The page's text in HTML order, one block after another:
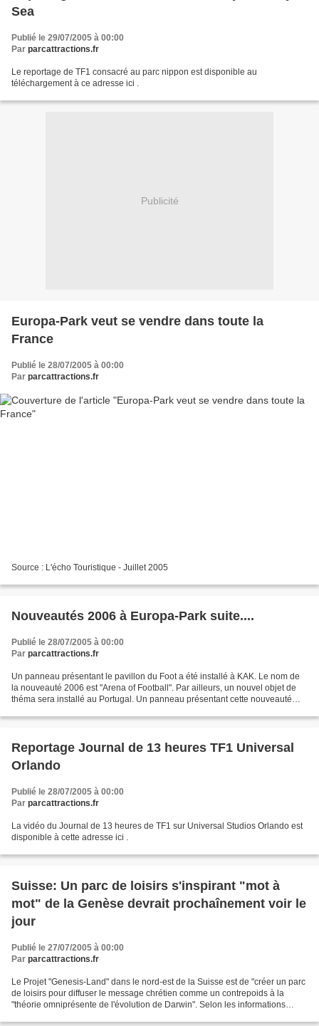
Sea
Publié le 29/07/2005 à 00:00
Par parcattractions.fr
Le reportage de TF1 consacré au parc nippon est disponible au
téléchargement à ce adresse ici .
Publicité
Europa-Park veut se vendre dans toute la
France
Publié le 28/07/2005 à 00:00
Par parcattractions.fr
Source : L'écho Touristique - Juillet 2005
Nouveautés 2006 à Europa-Park suite....
Publié le 28/07/2005 à 00:00
Par parcattractions.fr
Un panneau présentant le pavillon du Foot a été installé à KAK. Le nom de
la nouveauté 2006 est "Arena of Football". Par ailleurs, un nouvel objet de
théma sera installé au Portugal. Un panneau présentant cette nouveauté
Reportage Journal de 13 heures TF1 Universal
Orlando
Publié le 28/07/2005 à 00:00
Par parcattractions.fr
La vidéo du Journal de 13 heures de TF1 sur Universal Studios Orlando est
disponible à cette adresse ici .
Suisse: Un parc de loisirs s'inspirant "mot à
mot" de la Genèse devrait prochaînement voir le
jour
Publié le 27/07/2005 à 00:00
Par parcattractions.fr
Le Projet "Genesis-Land" dans le nord-est de la Suisse est de "créer un parc
de loisirs pour diffuser le message chrétien comme un contrepoids à la
"théorie omniprésente de l'évolution de Darwin". Selon les informations